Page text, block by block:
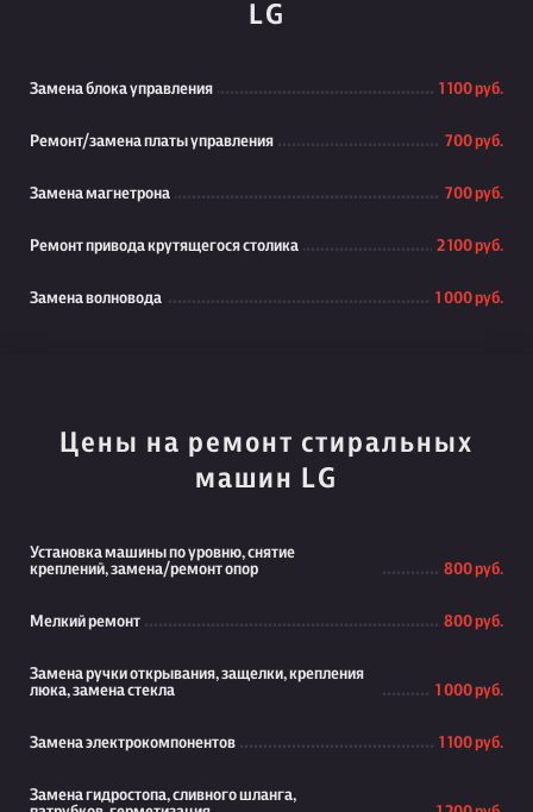
LG
Замена блока управления 1 100 руб.
Ремонт/замена платы управления 700 руб.
Замена магнетрона 700 руб.
Ремонт привода крутящегося столика 2 100 руб.
Замена волновода 1 000 руб.
Цены на ремонт стиральных
машин LG
Установка машины по уровню, снятие
креплений, замена/ремонт опор
800 руб.
Мелкий ремонт 800 руб.
Замена ручки открывания, защелки, крепления
люка, замена стекла
1 000 руб.
Замена электрокомпонентов 1 100 руб.
Замена гидростопа, сливного шланга,